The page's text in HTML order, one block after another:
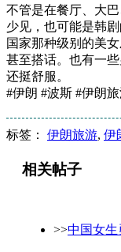
不管是在餐厅、大
少见，也可能是韩
国家那种级别的美
甚至搭话。也有一
还挺舒服。
#伊朗 #波斯 #伊朗
标签： 伊朗旅游, 伊
相关帖子
>>中国女